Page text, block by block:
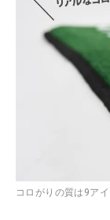
コロがりの質は9ア